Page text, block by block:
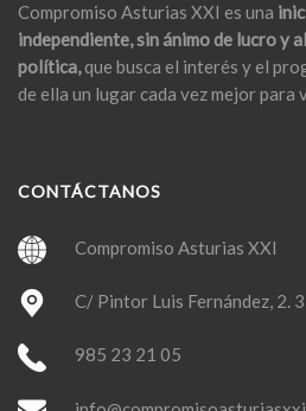
Compromiso Asturias XXI es una
independiente, sin ánimo de lucro y
política,que busca el interés y el
de ella un lugar cada vez mejor para
CONTÁCTANOS
Compromiso Asturias XXI
C/ Pintor Luis Fernández, 2.
985 23 21 05